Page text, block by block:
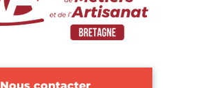
Nous contacter